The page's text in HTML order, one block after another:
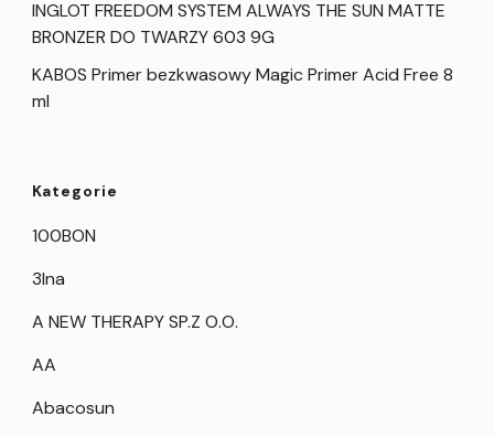
INGLOT FREEDOM SYSTEM ALWAYS THE SUN MATTE
BRONZER DO TWARZY 603 9G
KABOS Primer bezkwasowy Magic Primer Acid Free 8
ml
Kategorie
100BON
3Ina
A NEW THERAPY SP.Z O.O.
AA
Abacosun